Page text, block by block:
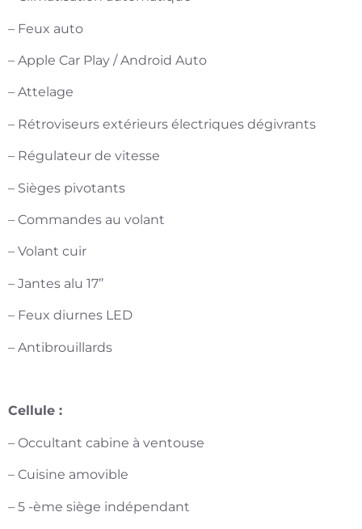
– Feux auto
– Apple Car Play / Android Auto
– Attelage
– Rétroviseurs extérieurs électriques dégivrants
– Régulateur de vitesse
– Sièges pivotants
– Commandes au volant
– Volant cuir
– Jantes alu 17’’
– Feux diurnes LED
– Antibrouillards
Cellule :
– Occultant cabine à ventouse
– Cuisine amovible
– 5 -ème siège indépendant